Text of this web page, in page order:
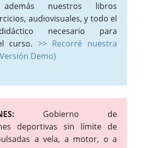
además nuestros libros
audiovisuales, y todo el
necesario para
curso. >> Recorré nuestra
Demo)
Gobierno de
deportivas sin límite de
a vela, a motor, o a